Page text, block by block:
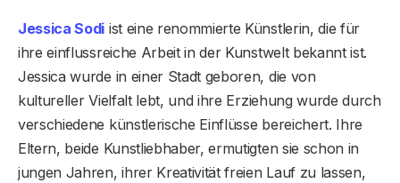
Jessica Sodi ist eine renommierte Künstlerin, die für
ihre einflussreiche Arbeit in der Kunstwelt bekannt ist.
Jessica wurde in einer Stadt geboren, die von
kultureller Vielfalt lebt, und ihre Erziehung wurde durch
verschiedene künstlerische Einflüsse bereichert. Ihre
Eltern, beide Kunstliebhaber, ermutigten sie schon in
jungen Jahren, ihrer Kreativität freien Lauf zu lassen,